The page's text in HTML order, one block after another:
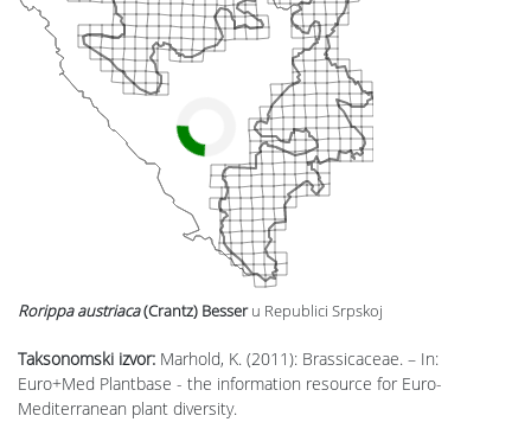
Taksonomski izvor: Marhold, K. (2011): Brassicaceae. – In:
Euro+Med Plantbase - the information resource for Euro-
Mediterranean plant diversity.
Rorippa austriaca(Crantz) Besser u Republici Srpskoj